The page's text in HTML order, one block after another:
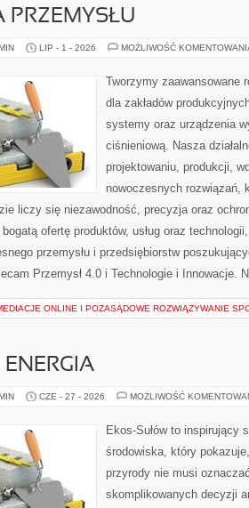
PRZEMYSŁU
LIP - 1 - 2026 MOŻLIWOŚĆ
Tworzymy zaawansowane
dla zakładów
systemy oraz urządzenia
ciśnieniową. Nasza
projektowaniu, produkcji,
nowoczesnych rozwiązań,
liczy się niezawodność, precyzja oraz
ofertę produktów, usług oraz
przemysłu i przedsiębiorstw
Przemysł 4.0 i Technologie i Innowacje.
ONLINE I POZASĄDOWE ROZWIĄZYWANIE
CZE - 27 - 2026 MOŻLIWOŚĆ
Ekos-Sułów to inspirujący
środowiska, który
przyrody nie musi
skomplikowanych decyzji